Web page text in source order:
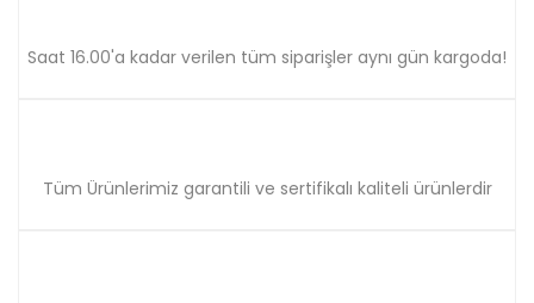
Saat 16.00'a kadar verilen tüm siparişler aynı gün kargoda!
Tüm Ürünlerimiz garantili ve sertifikalı kaliteli ürünlerdir